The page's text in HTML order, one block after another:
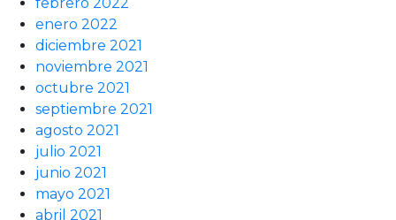
enero 2022
diciembre 2021
noviembre 2021
octubre 2021
septiembre 2021
agosto 2021
julio 2021
junio 2021
mayo 2021
abril 2021